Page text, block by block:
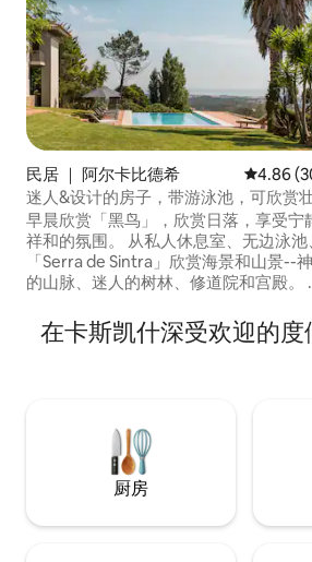
民居 ｜ 阿尔卡比德希 平均评
4.86
迷人&设计的房子，带游泳池，可欣赏
的海景和山景
早晨欣赏「黑鸟」，欣赏日落，享受宁
祥和的氛围。 从私人休息室、无边泳池
「Serra de Sintra」欣赏海景和山景--
的山脉、迷人的树林、修道院和宫殿。 可
受婚礼庆祝活动，需额外收费。 如需了
更多信息，请直接联系房东。 一座建于
了翻新和扩建，采用现代化的设计建筑，
欣赏景观和周围环境。 从Serra de Sintra
顶部到Guincho到Cabo Espichel ，您可
欣赏到它。 距离塞拉德辛特拉（ Serra
遥，毗邻好餐厅、氛围好咖啡馆，小村
在卡斯凯什深受欢迎的
厨房